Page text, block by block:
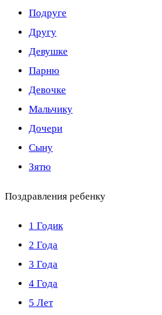
Подруге
Другу
Девушке
Парню
Девочке
Мальчику
Дочери
Сыну
Зятю
Поздравления ребенку
1 Годик
2 Года
3 Года
4 Года
5 Лет